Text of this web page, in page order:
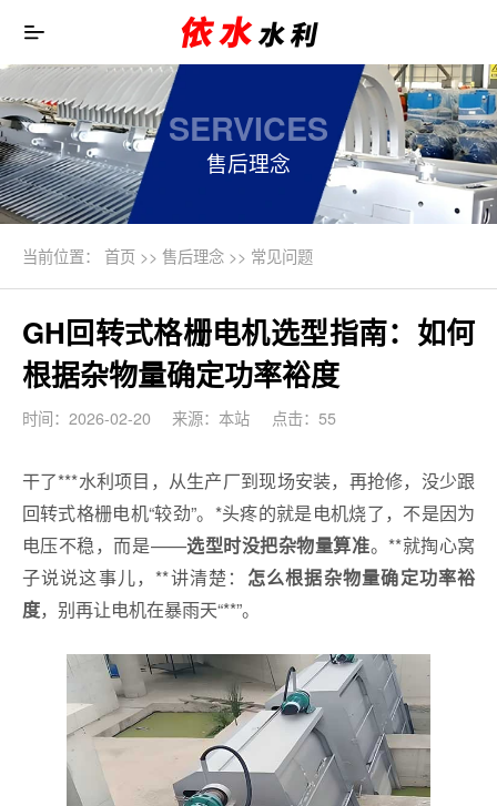
SERVICES
售后理念
当前位置： 首页>> 售后理念>> 常见问题
GH回转式格栅电机选型指南：如何
根据杂物量确定功率裕度
时间：2026-02-20 来源：本站 点击：55
干了***水利项目，从生产厂到现场安装，再抢修，没少跟
回转式格栅电机“较劲”。*头疼的就是电机烧了，不是因为
电压不稳，而是——选型时没把杂物量算准。**就掏心窝
子说说这事儿，**讲清楚： 怎么根据杂物量确定功率裕
度，别再让电机在暴雨天“**”。